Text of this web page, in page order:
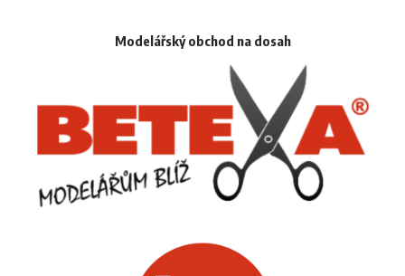
Modelářský obchod na dosah